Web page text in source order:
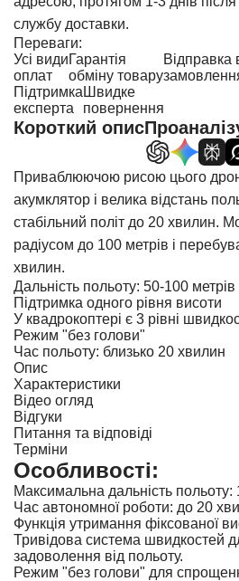
службу доставки.
Переваги:
Усі види
оплат
Гарантія
обміну товару
Відправка
Підтримка
експерта
Швидке
повернення
Короткий опис
Приваблюючою рисою цього
акумклятор і велика відстань
стабільний політ до 20 хвилин.
радіусом до 100 метрів і
хвилин.
Дальність польоту: 50-100 метрів
Підтримка одного рівня висоти
У квадрокоптері є 3 рівні
Режим "без голови"
Час польоту: близько 20 хвилин
Опис
Характеристики
Відео огляд
Відгуки
Питання та відповіді
Терміни
Особливості:
Максимальна дальність польоту:
Час автономної роботи: до 20
Функція утримання фіксованої
Тривідова система швидкостей
задоволення від польоту.
Режим "без голови" для